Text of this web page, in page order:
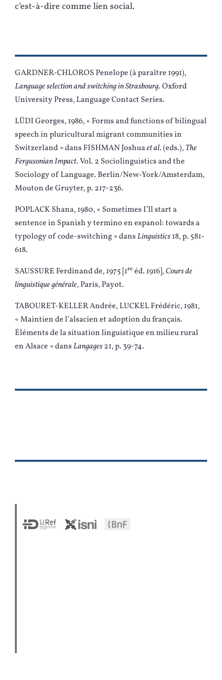
c’est-à-dire comme lien social.
GARDNER-CHLOROS Penelope (à paraître 1991),
Language selection and switching in Strasbourg. Oxford
University Press, Language Contact Series.
LÜDI Georges, 1986, « Forms and functions of bilingual
speech in pluricultural migrant communities in
Switzerland » dans FISHMAN Joshuaet al. (eds.),The
Fergusonian Impact. Vol. 2 Sociolinguistics and the
Sociology of Language. Berlin/New-York/Amsterdam,
Mouton de Gruyter, p. 217-236.
POPLACK Shana, 1980, « Sometimes I’ll start a
sentence in Spanish y termino en espanol: towards a
typology of code-switching » dansLinguistics18, p. 581-
618.
SAUSSURE Ferdinand de, 1975 [1re éd. 1916],Cours de
linguistique générale, Paris, Payot.
TABOURET-KELLER Andrée, LUCKEL Frédéric, 1981,
« Maintien de l’alsacien et adoption du français.
Éléments de la situation linguistique en milieu rural
en Alsace » dansLangages21, p. 39-74.